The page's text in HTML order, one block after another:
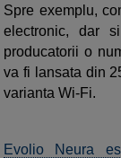
Spre exemplu,
electronic, dar
producatorii o
va fi lansata din
varianta Wi-Fi.
Evolio Neura